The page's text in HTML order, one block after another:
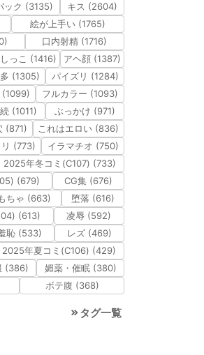
ック (3135)
キス (2604)
絵が上手い (1765)
口内射精 (1716)
っこ (1416)
アヘ顔 (1387)
(1305)
パイズリ (1284)
(1099)
フルカラー (1093)
(1011)
ぶっかけ (971)
(871)
これはエロい (836)
リ (773)
イラマチオ (750)
2025年冬コミ(C107) (733)
(679)
CG集 (676)
ちゃ (663)
堕落 (616)
(613)
凌辱 (592)
恥 (533)
レズ (469)
2025年夏コミ(C106) (429)
(386)
媚薬・催眠 (380)
ボテ腹 (368)
タグ一覧